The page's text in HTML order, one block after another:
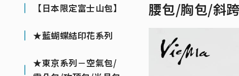
【日本限定富士山包】
★藍蝴蝶結印花系列
★東京系列－空氣包/
腰包/胸包/斜